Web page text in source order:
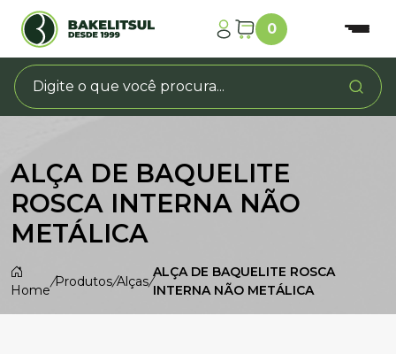
0
ALÇA DE BAQUELITE
ROSCA INTERNA NÃO
METÁLICA
Home
/Produtos/Alças/
ALÇA DE BAQUELITE ROSCA
INTERNA NÃO METÁLICA